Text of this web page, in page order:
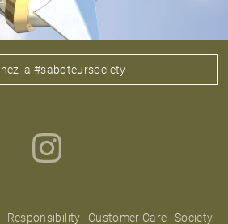
la #saboteursociety
Responsibility Customer Care
Society